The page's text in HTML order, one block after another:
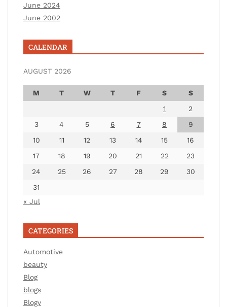
June 2024
June 2002
CALENDAR
AUGUST 2026
M T W T F S
S
1
2
3
4 5 6 7 8
9
10
11 12 13 14 15
16
17
18 19 20 21 22
23
24
25 26 27 28 29
30
31
« Jul
CATEGORIES
Automotive
beauty
Blog
blogs
Blogv